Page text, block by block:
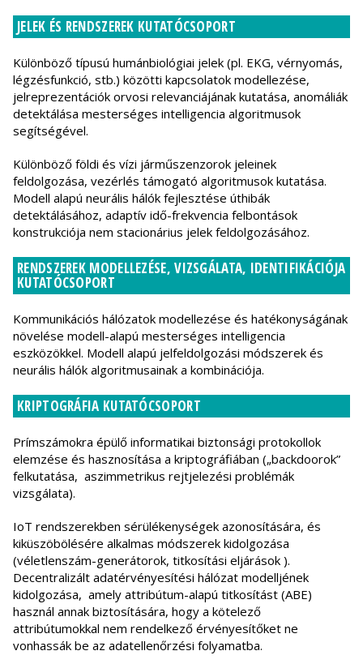
JELEK ÉS RENDSZEREK KUTATÓCSOPORT
Különböző típusú humánbiológiai jelek (pl. EKG, vérnyomás,
légzésfunkció, stb.) közötti kapcsolatok modellezése,
jelreprezentációk orvosi relevanciájának kutatása, anomáliák
detektálása mesterséges intelligencia algoritmusok
segítségével.
Különböző földi és vízi járműszenzorok jeleinek
feldolgozása, vezérlés támogató algoritmusok kutatása.
Modell alapú neurális hálók fejlesztése úthibák
detektálásához, adaptív idő-frekvencia felbontások
konstrukciója nem stacionárius jelek feldolgozásához.
RENDSZEREK MODELLEZÉSE, VIZSGÁLATA, IDENTIFIKÁCIÓJA
KUTATÓCSOPORT
Kommunikációs hálózatok modellezése és hatékonyságának
növelése modell-alapú mesterséges intelligencia
eszközökkel. Modell alapú jelfeldolgozási módszerek és
neurális hálók algoritmusainak a kombinációja.
KRIPTOGRÁFIA KUTATÓCSOPORT
Prímszámokra épülő informatikai biztonsági protokollok
elemzése és hasznosítása a kriptográfiában („backdoorok”
felkutatása, aszimmetrikus rejtjelezési problémák
vizsgálata).
IoT rendszerekben sérülékenységek azonosítására, és
kiküszöbölésére alkalmas módszerek kidolgozása
(véletlenszám-generátorok, titkosítási eljárások ).
Decentralizált adatérvényesítési hálózat modelljének
kidolgozása, amely attribútum-alapú titkosítást (ABE)
használ annak biztosítására, hogy a kötelező
attribútumokkal nem rendelkező érvényesítőket ne
vonhassák be az adatellenőrzési folyamatba.